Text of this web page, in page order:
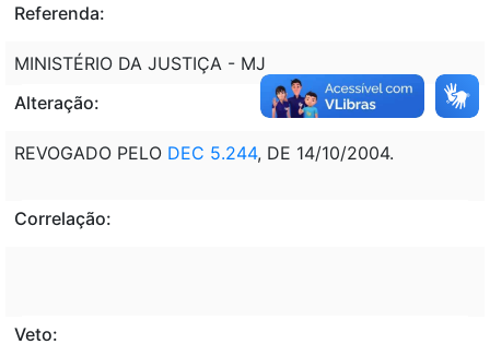
Referenda:
MINISTÉRIO DA JUSTIÇA - MJ
Alteração:
REVOGADO PELO DEC 5.244, DE 14/10/2004.
Correlação:
Veto: